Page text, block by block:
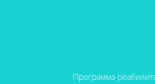
Программа